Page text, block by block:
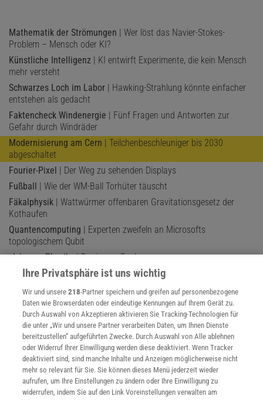
Mathematik der Strömungen | Wer löst das Navier-Stokes-
Problem – Mensch oder KI?
Künstliche Intelligenz | KI entwirft Experimente, die kein Mensch
mehr versteht
Schwarzes Loch im Labor | Hawking-Strahlung könnte einfacher
entstehen als gedacht
Faktencheck Windenergie | Fünf Fragen und Antworten zur
Gefahr durch Windräder
Modernisierung am Cern | Teilchenbeschleuniger bis 2030
abgeschaltet
Fourier-Pixel | Der Weg zu sehenden Displays
Fußball | Wie der WM-Ball Torhüter täuscht
Fäkalphysik | Wattwürmer offenbaren Gravitationsgesetz der
Kothaufen
Quantencomputing | Experten zweifeln an Microsofts
topologischem Qubit
»Ich mag Physik«| Der innere Funke
Teilchen und Antiteilchen| Wo bleibt der Unterschied zwischen
Ihre Privatsphäre ist uns wichtig
Wir und unsere218-Partner speichern und greifen auf personenbezogene
Daten wie Browserdaten oder eindeutige Kennungen auf Ihrem Gerät zu.
Durch Auswahl von Akzeptieren aktivieren Sie Tracking-Technologien für
die unter „Wir und unsere Partner verarbeiten Daten, um Ihnen Dienste
bereitzustellen“ aufgeführten Zwecke. Durch Auswahl von Alle ablehnen
oder Widerruf Ihrer Einwilligung werden diese deaktiviert. Wenn Tracker
deaktiviert sind, sind manche Inhalte und Anzeigen möglicherweise nicht
mehr so relevant für Sie. Sie können dieses Menü jederzeit wieder
aufrufen, um Ihre Einstellungen zu ändern oder Ihre Einwilligung zu
widerrufen, indem Sie auf den Link Voreinstellungen verwalten am